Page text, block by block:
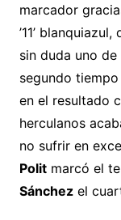
marcador
’11’
sin duda uno
segundo
en el resultado
herculanos
no sufrir en
Politmarcó el
Sánchezel